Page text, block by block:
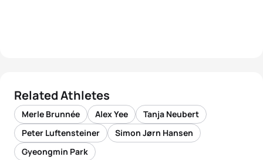
Related Athletes
Merle Brunnée Alex Yee
Tanja Neubert
Peter Luftensteiner
Simon Jørn Hansen
Gyeongmin Park